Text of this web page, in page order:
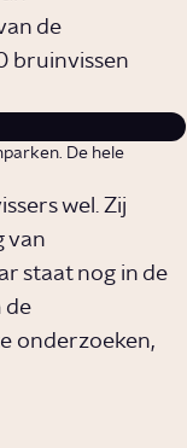
de
bruinvissen
De hele
wel. Zij
van
staat nog in de
de
onderzoeken,